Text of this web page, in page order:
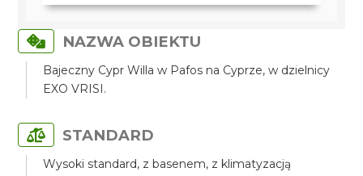
NAZWA OBIEKTU
Bajeczny Cypr Willa w Pafos na Cyprze, w dzielnicy
EXO VRISI.
STANDARD
Wysoki standard, z basenem, z klimatyzacją